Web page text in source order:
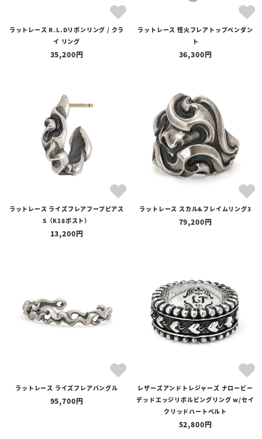
ラットレース R.L.Dリボンリング / クラ
イ リング
35,200
ラットレース 怪火フレアトップペンダン
ト
36,300
ラットレース ライズフレアフープピアス
S（K18ポスト）
13,200
ラットレース スカル&フレイムリング3
79,200
ラットレース ライズフレアバングル
95,700
レザーズアンドトレジャーズ ナロービー
デッドエッジリボルビングリング w/セイ
クリッドハートベルト
52,800